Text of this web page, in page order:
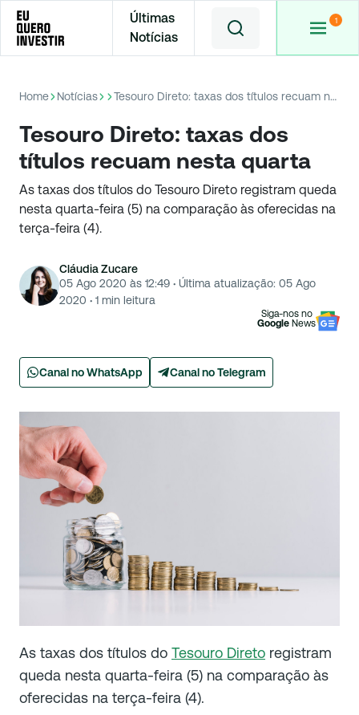
Últimas
Notícias
Home Notícias Tesouro Direto: taxas dos títulos recuam nesta quarta
Tesouro Direto: taxas dos
títulos recuam nesta quarta
As taxas dos títulos do Tesouro Direto registram queda
nesta quarta-feira (5) na comparação às oferecidas na
terça-feira (4).
Cláudia Zucare
05 Ago 2020 às 12:49 · Última atualização: 05 Ago
2020 · 1 min leitura
Siga-nos no
Google News
Canal no WhatsApp Canal no Telegram
As taxas dos títulos do Tesouro Direto registram
queda nesta quarta-feira (5) na comparação às
oferecidas na terça-feira (4).